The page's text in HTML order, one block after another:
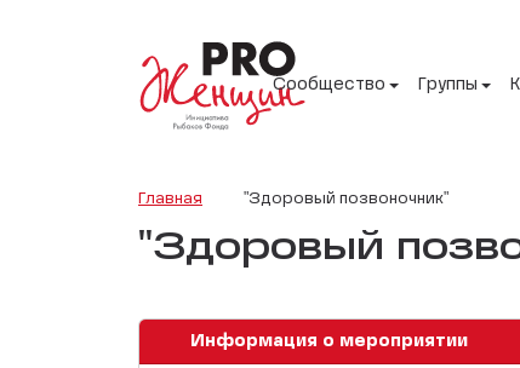
Сообщество Группы
Главная "Здоровый позвоночник"
"Здоровый
Информация о мероприятии